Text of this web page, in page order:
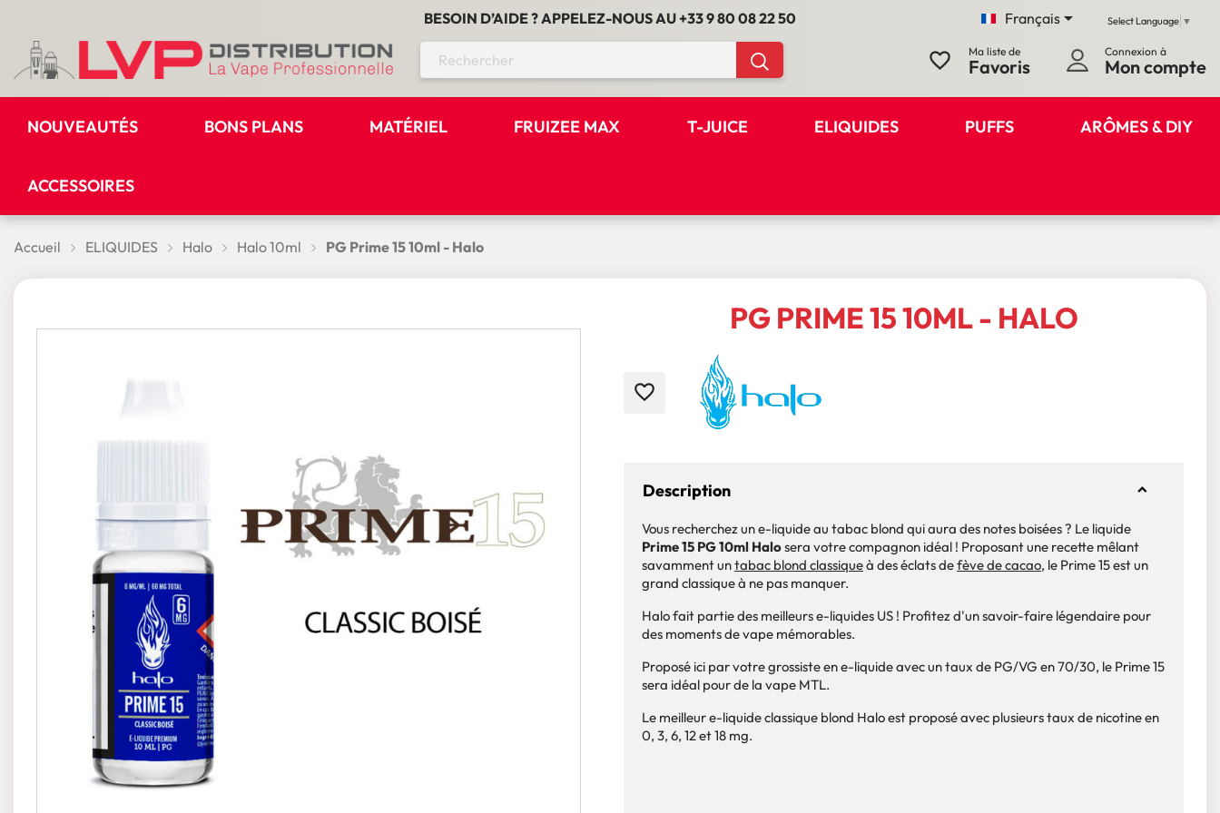
BESOIN D’AIDE ? APPELEZ-NOUS AU+33 9 80 08 22 50 Français Select Language ▼
favorite_border Ma liste de
Favoris
Connexion à
Mon compte
NOUVEAUTÉS BONS PLANS MATÉRIEL FRUIZEE MAX T-JUICE ELIQUIDES PUFFS ARÔMES & DIY
ACCESSOIRES
Accueil ELIQUIDES Halo Halo 10ml PG Prime 15 10ml - Halo
PG PRIME 15 10ML - HALO
favorite_border
Description
Vous recherchez un e-liquide au tabac blond qui aura des notes boisées ? Le liquide
Prime 15 PG 10ml Halosera votre compagnon idéal ! Proposant une recette mêlant
savamment untabac blond classiqueà des éclats defève de cacao, le Prime 15 est un
grand classique à ne pas manquer.
Halo fait partie des meilleurs e-liquides US ! Profitez d'un savoir-faire légendaire pour
des moments de vape mémorables.
Proposé ici par votre grossiste en e-liquide avec un taux de PG/VG en 70/30, le Prime 15
sera idéal pour de la vape MTL.
Le meilleur e-liquide classique blond Halo est proposé avec plusieurs taux de nicotine en
0, 3, 6, 12 et 18 mg.